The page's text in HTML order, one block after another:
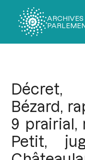
ARCHIVES
Décret,
Bézard,
9 prairial,
Petit,